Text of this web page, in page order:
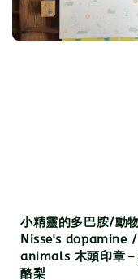
小精靈的多巴胺/動
Nisse's dopamine /
animals 木頭印章
酪梨